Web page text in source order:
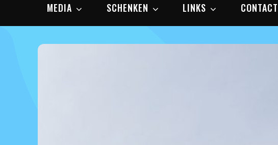
MEDIA SCHENKEN LINKS CONTACT